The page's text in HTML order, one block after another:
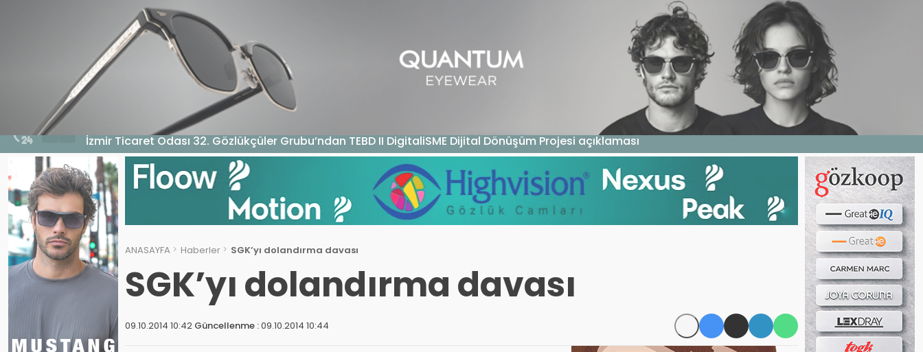
EKONOMI MAGAZIN E DERGI WEB TV BIZE YAZIN
5 Ağustos 2026 - 10:14
İzmir Ticaret Odası 32. Gözlükçüler Grubu’ndan TEBD II DigitaliSME Dijital Dönüşüm Projesi açıklaması
ANASAYFA Haberler SGK’yı dolandırma davası
SGK’yı dolandırma davası
09.10.2014 10:42 Güncellenme :09.10.2014 10:44